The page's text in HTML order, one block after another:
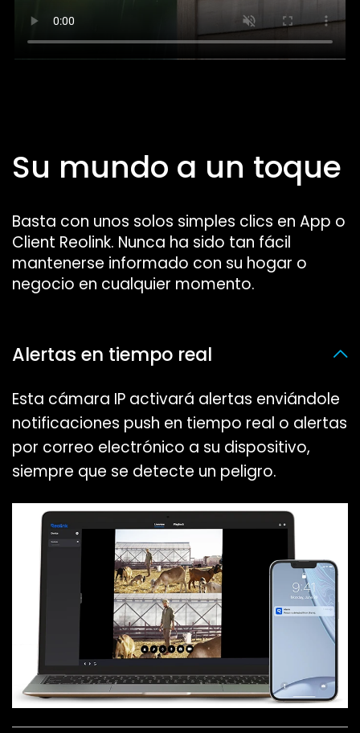
Su mundo a un toque
Basta con unos solos simples clics en App o
Client Reolink. Nunca ha sido tan fácil
mantenerse informado con su hogar o
negocio en cualquier momento.
Alertas en tiempo real
Esta cámara IP activará alertas enviándole
notificaciones push en tiempo real o alertas
por correo electrónico a su dispositivo,
siempre que se detecte un peligro.